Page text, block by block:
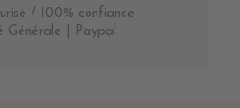
/ 100% confiance
Générale | Paypal